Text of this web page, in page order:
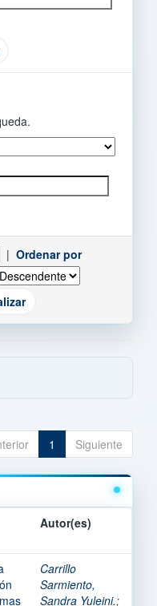
| Ordenar por
1 Siguiente
Autor(es)
Carrillo
Sarmiento,
Sandra Yuleini.;